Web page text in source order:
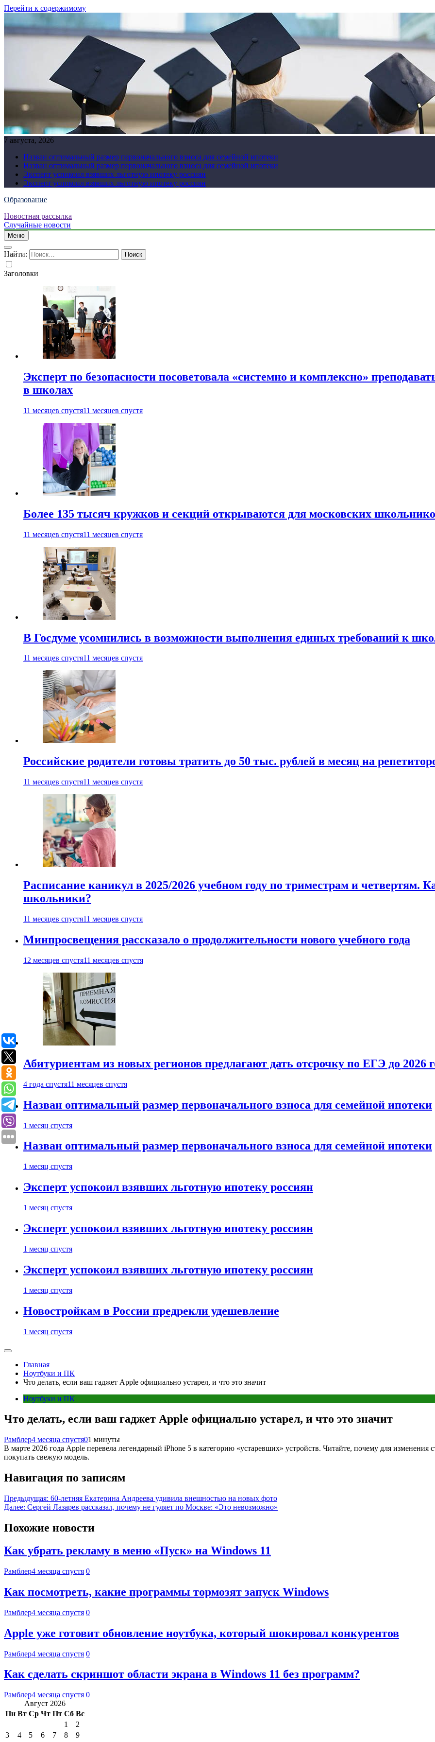
Перейти к содержимому
7 августа, 2026
Назван оптимальный размер первоначального взноса для семейной ипотеки
Назван оптимальный размер первоначального взноса для семейной ипотеки
Эксперт успокоил взявших льготную ипотеку россиян
Эксперт успокоил взявших льготную ипотеку россиян
Образование
Новостная рассылка
Случайные новости
Меню
Найти:
Заголовки
Эксперт по безопасности посоветовала «системно и комплексно»
в школах
11 месяцев спустя11 месяцев спустя
Более 135 тысяч кружков и секций открываются для московских
11 месяцев спустя11 месяцев спустя
В Госдуме усомнились в возможности выполнения единых требований к
11 месяцев спустя11 месяцев спустя
Российские родители готовы тратить до 50 тыс. рублей в месяц на
11 месяцев спустя11 месяцев спустя
Расписание каникул в 2025/2026 учебном году по триместрам и четвертям.
школьники?
11 месяцев спустя11 месяцев спустя
Минпросвещения рассказало о продолжительности нового учебного года
12 месяцев спустя11 месяцев спустя
Абитуриентам из новых регионов предлагают дать отсрочку по ЕГЭ до 2026
4 года спустя11 месяцев спустя
Назван оптимальный размер первоначального взноса для семейной ипотеки
1 месяц спустя
Назван оптимальный размер первоначального взноса для семейной ипотеки
1 месяц спустя
Эксперт успокоил взявших льготную ипотеку россиян
1 месяц спустя
Эксперт успокоил взявших льготную ипотеку россиян
1 месяц спустя
Эксперт успокоил взявших льготную ипотеку россиян
1 месяц спустя
Новостройкам в России предрекли удешевление
1 месяц спустя
Главная
Ноутбуки и ПК
Что делать, если ваш гаджет Apple официально устарел, и что это значит
Ноутбуки и ПК
Что делать, если ваш гаджет Apple официально устарел, и что это значит
Рамблер4 месяца спустя01 минуты
В марте 2026 года Apple перевела легендарный iPhone 5 в категорию «устаревших» устройств. Читайте, почему для изменения
покупать свежую модель.
Навигация по записям
Предыдущая: 60-летняя Екатерина Андреева удивила внешностью на новых фото
Далее: Сергей Лазарев рассказал, почему не гуляет по Москве: «Это невозможно»
Похожие новости
Как убрать рекламу в меню «Пуск» на Windows 11
Рамблер4 месяца спустя 0
Как посмотреть, какие программы тормозят запуск Windows
Рамблер4 месяца спустя 0
Apple уже готовит обновление ноутбука, который шокировал конкурентов
Рамблер4 месяца спустя 0
Как сделать скриншот области экрана в Windows 11 без программ?
Рамблер4 месяца спустя 0
Август 2026
Пн Вт Ср Чт Пт Сб Вс
1
2
3
4 5 6 7 8
9